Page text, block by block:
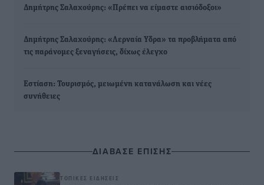
Δημήτρης Σαλαχούρης: «Πρέπει να είμαστε αισιόδοξοι»
Δημήτρης Σαλαχούρης: «Λερναία Υδρα» τα προβλήματα από
τις παράνομες ξεναγήσεις, δίχως έλεγχο
Εστίαση: Τουρισμός, μειωμένη κατανάλωση και νέες
συνήθειες
ΔΙΑΒΑΣΕ ΕΠΙΣΗΣ
ΤΟΠΙΚΈΣ ΕΙΔΉΣΕΙΣ